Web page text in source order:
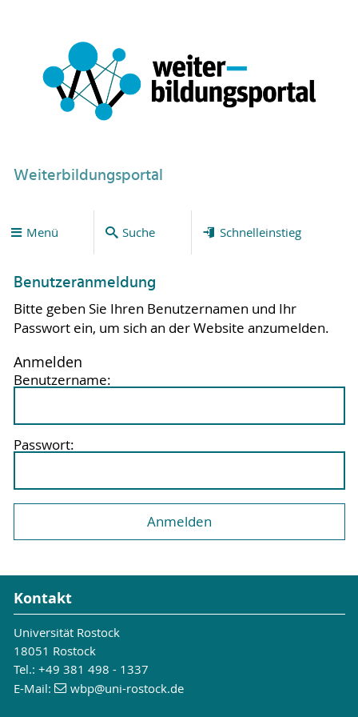
Weiterbildungsportal
Menü Suche Schnelleinstieg
Benutzeranmeldung
Bitte geben Sie Ihren Benutzernamen und Ihr
Passwort ein, um sich an der Website anzumelden.
Anmelden
Benutzername:
Passwort:
Kontakt
Universität Rostock
18051 Rostock
Tel.: +49 381 498 - 1337
E-Mail:
wbp@uni-rostock.de